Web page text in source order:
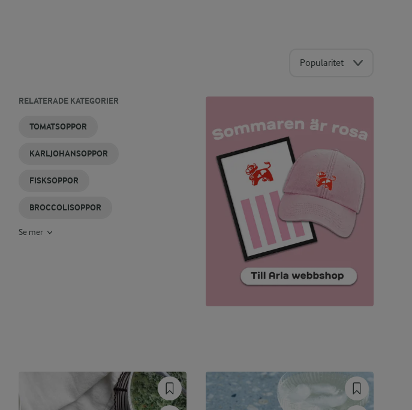
Popularitet
RELATERADE KATEGORIER
TOMATSOPPOR
KARLJOHANSOPPOR
FISKSOPPOR
BROCCOLISOPPOR
Se mer